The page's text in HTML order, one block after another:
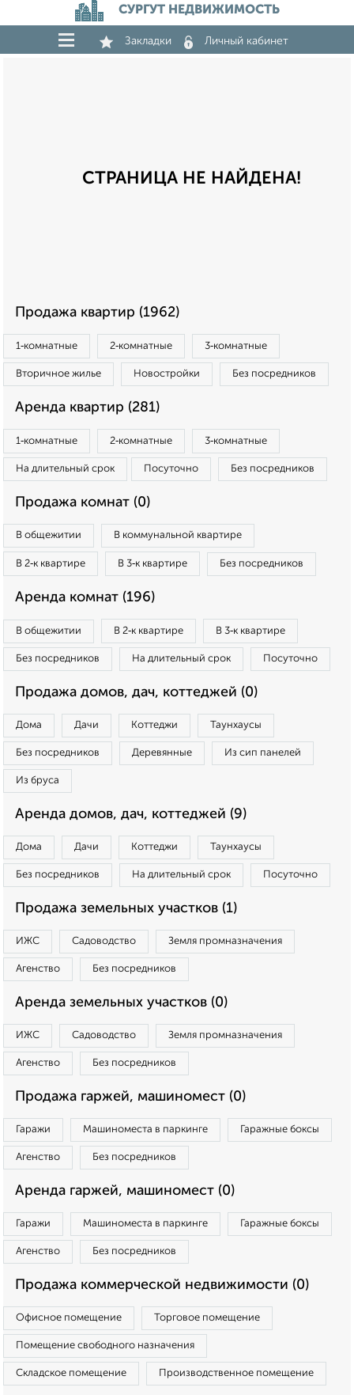
СУРГУТ НЕДВИЖИМОСТЬ
Закладки Личный кабинет
СТРАНИЦА НЕ НАЙДЕНА!
Продажа квартир (1962)
1‑комнатные 2‑комнатные 3‑комнатные
Вторичное жилье Новостройки Без посредников
Аренда квартир (281)
1‑комнатные 2‑комнатные 3‑комнатные
На длительный срок Посуточно Без посредников
Продажа комнат (0)
В общежитии В коммунальной квартире
В 2‑к квартире В 3‑к квартире Без посредников
Аренда комнат (196)
В общежитии В 2‑к квартире В 3‑к квартире
Без посредников На длительный срок Посуточно
Продажа домов, дач, коттеджей (0)
Дома Дачи Коттеджи Таунхаусы
Без посредников Деревянные Из сип панелей
Из бруса
Аренда домов, дач, коттеджей (9)
Дома Дачи Коттеджи Таунхаусы
Без посредников На длительный срок Посуточно
Продажа земельных участков (1)
ИЖС Садоводство Земля промназначения
Агенство Без посредников
Аренда земельных участков (0)
ИЖС Садоводство Земля промназначения
Агенство Без посредников
Продажа гаржей, машиномест (0)
Гаражи Машиноместа в паркинге Гаражные боксы
Агенство Без посредников
Аренда гаржей, машиномест (0)
Гаражи Машиноместа в паркинге Гаражные боксы
Агенство Без посредников
Продажа коммерческой недвижимости (0)
Офисное помещение Торговое помещение
Помещение свободного назначения
Складское помещение Производственное помещение